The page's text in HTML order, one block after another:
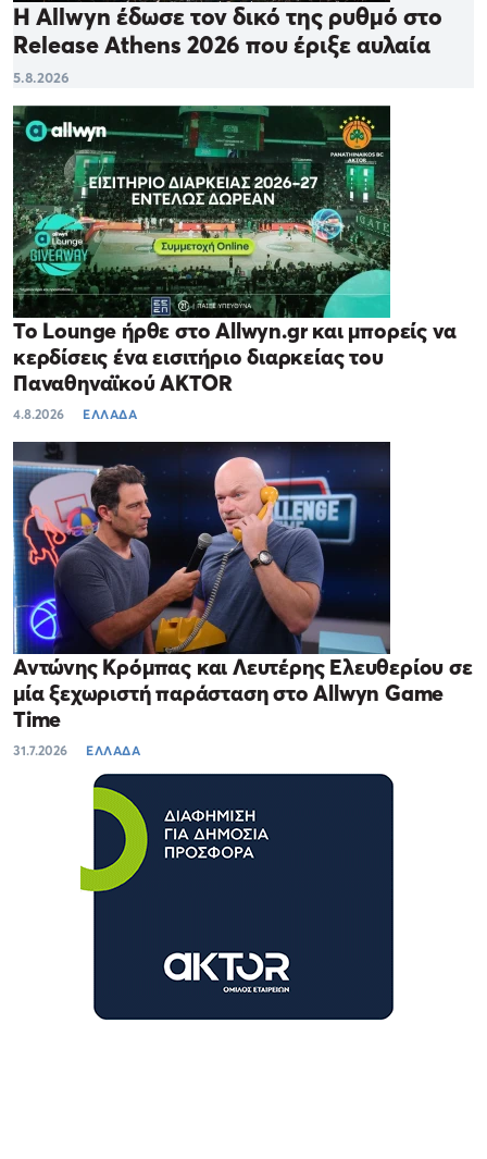
Η Allwyn έδωσε τον δικό της ρυθμό στο
Release Athens 2026 που έριξε αυλαία
5.8.2026
Το Lounge ήρθε στο Allwyn.gr και μπορείς να
κερδίσεις ένα εισιτήριο διαρκείας του
Παναθηναϊκού AKTOR
4.8.2026 ΕΛΛΑΔΑ
Αντώνης Κρόμπας και Λευτέρης Ελευθερίου σε
μία ξεχωριστή παράσταση στο Allwyn Game
Time
31.7.2026 ΕΛΛΑΔΑ